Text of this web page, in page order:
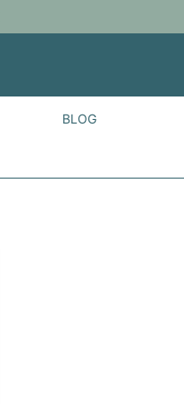
BLOG